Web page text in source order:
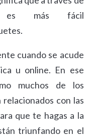
es más fácil
cuando se acude
u online. En ese
muchos de los
con las
que te hagas a la
triunfando en el